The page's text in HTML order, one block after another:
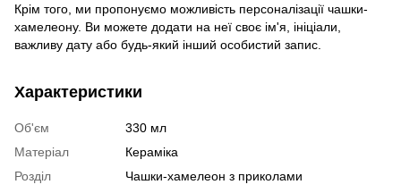
Крім того, ми пропонуємо можливість персоналізації чашки-
хамелеону. Ви можете додати на неї своє ім'я, ініціали,
важливу дату або будь-який інший особистий запис.
Характеристики
Об'єм
330 мл
Матеріал
Кераміка
Розділ
Чашки-хамелеон з приколами